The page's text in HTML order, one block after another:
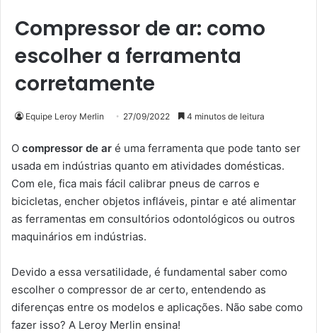
Compressor de ar: como
escolher a ferramenta
corretamente
Equipe Leroy Merlin 27/09/2022 4 minutos de leitura
O compressor de ar é uma ferramenta que pode tanto ser
usada em indústrias quanto em atividades domésticas.
Com ele, fica mais fácil calibrar pneus de carros e
bicicletas, encher objetos infláveis, pintar e até alimentar
as ferramentas em consultórios odontológicos ou outros
maquinários em indústrias.
Devido a essa versatilidade, é fundamental saber como
escolher o compressor de ar certo, entendendo as
diferenças entre os modelos e aplicações. Não sabe como
fazer isso? A Leroy Merlin ensina!